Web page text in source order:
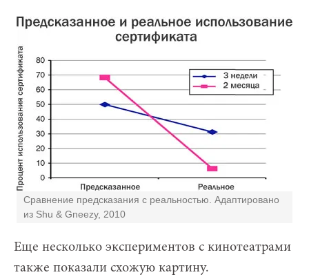
Сравнение предсказания с реальностью. Адаптировано
из Shu & Gneezy, 2010
Еще несколько экспериментов с кинотеатрами
также показали схожую картину.